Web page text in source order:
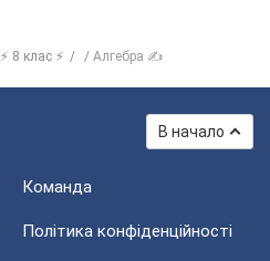
⚡ 8 клас ⚡ Алгебра ✍
В начало
Команда
Політика конфіденційності